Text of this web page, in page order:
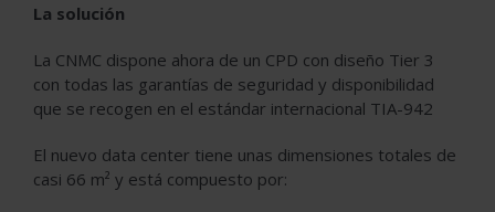
La solución
La CNMC dispone ahora de un CPD con diseño Tier 3
con todas las garantías de seguridad y disponibilidad
que se recogen en el estándar internacional TIA-942
El nuevo data center tiene unas dimensiones totales de
casi 66 m² y está compuesto por: